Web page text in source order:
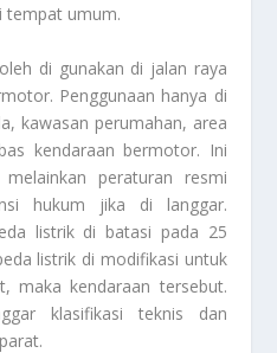
tempat umum.
di gunakan di jalan raya
Penggunaan hanya di
kawasan perumahan, area
kendaraan bermotor. Ini
peraturan resmi
hukum jika di langgar.
listrik di batasi pada 25
listrik di modifikasi untuk
maka kendaraan tersebut.
klasifikasi teknis dan